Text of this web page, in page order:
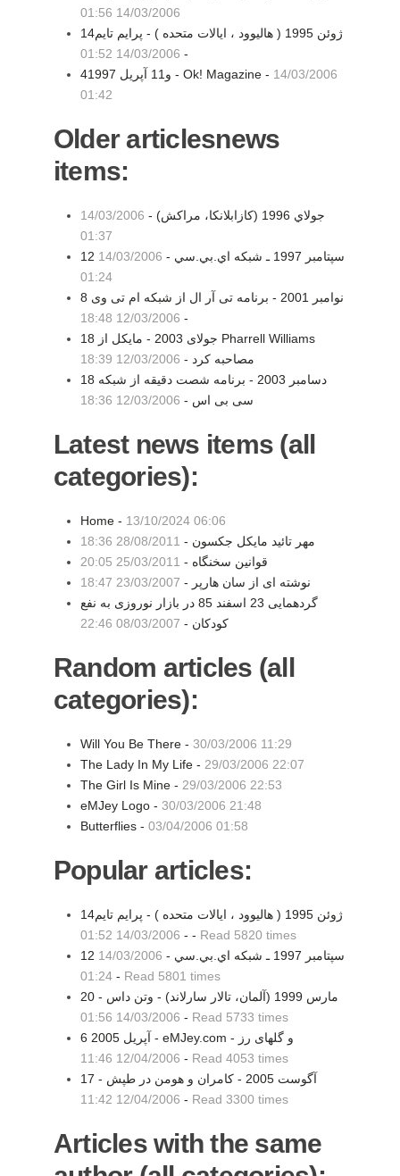
14/03/2006 01:56
14ژوئن 1995 ( هاليوود ، ايالات متحده ) - پرایم تایم
-
14/03/2006 01:52
4و11 آپريل 1997 - Ok! Magazine - 14/03/2006
01:42
Older articlesnews
items:
جولاي 1996 (كازابلانكا، مراکش) -
14/03/2006
01:37
12 سپتامبر 1997 ـ شبكه اي.بي.سي -
14/03/2006
01:24
8 نوامبر 2001 - برنامه تی آر ال از شبکه ام تی وی
-
12/03/2006 18:48
18 جولای 2003 - مایکل از Pharrell Williams
مصاحبه کرد - 12/03/2006 18:39
18 دسامبر 2003 - برنامه شصت دقیقه از شبکه
سی بی اس - 12/03/2006 18:36
Latest news items (all
categories):
Home - 13/10/2024 06:06
مهر تائید مایکل جکسون - 28/08/2011 18:36
قوانین سخنگاه - 25/03/2011 20:05
نوشته ای از سان هارپر - 23/03/2007 18:47
گردهمایی 23 اسفند 85 در بازار نوروزی به نفع
کودکان - 08/03/2007 22:46
Random articles (all
categories):
Will You Be There - 30/03/2006 11:29
The Lady In My Life - 29/03/2006 22:07
The Girl Is Mine - 29/03/2006 22:53
eMJey Logo - 30/03/2006 21:48
Butterflies - 03/04/2006 01:58
Popular articles:
14ژوئن 1995 ( هاليوود ، ايالات متحده ) - پرایم تایم
-
14/03/2006 01:52 - Read 5820 times
12 سپتامبر 1997 ـ شبكه اي.بي.سي -
14/03/2006
01:24- Read 5801 times
20 مارس 1999 (آلمان، تالار سارلاند) - وتن داس -
14/03/2006 01:56 - Read 5733 times
6 آپریل 2005 - eMJey.com و گلهای رز -
12/04/2006 11:46 - Read 4053 times
17 آگوست 2005 - کامران و هومن در طپش -
12/04/2006 11:42 - Read 3300 times
Articles with the same